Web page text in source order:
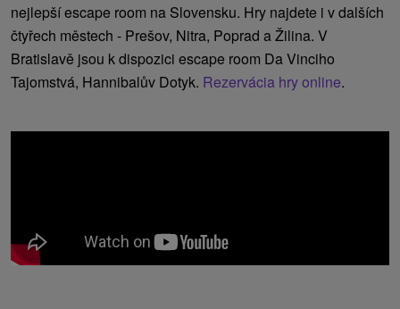
nejlepší escape room na Slovensku. Hry najdete i v dalších
čtyřech městech - Prešov, Nitra, Poprad a Žilina. V
Bratislavě jsou k dispozici escape room Da Vinciho
Tajomstvá, Hannibalův Dotyk. Rezervácia hry online.